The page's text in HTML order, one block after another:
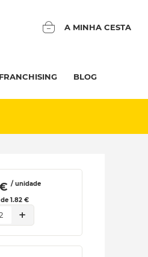
A MINHA CESTA
BLOG
€ / unidade
1.82 €
+